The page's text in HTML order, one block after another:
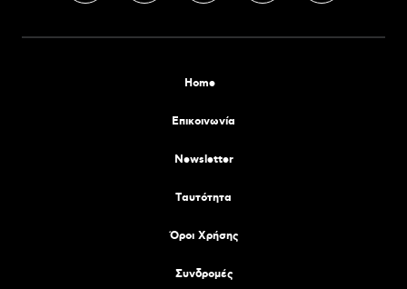
Home
Επικοινωνία
Newsletter
Tαυτότητα
Όροι Χρήσης
Συνδρομές